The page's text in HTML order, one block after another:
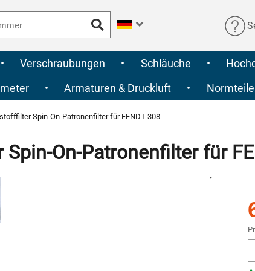
• Verschraubungen • Schläuche •
• Armaturen & Druckluft •
Spin-On-Patronenfilter für FENDT 308
On-Patronenfilter für